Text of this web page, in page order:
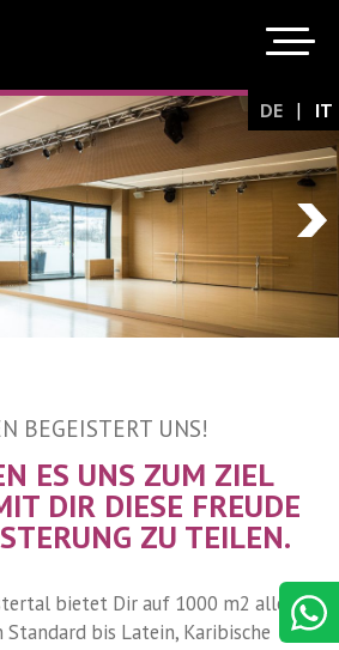
DE | IT
BEGEISTERT UNS!
ES UNS ZUM ZIEL
DIR DIESE FREUDE
ZU TEILEN.
bietet Dir auf 1000 m2 alles
Standard bis Latein, Karibische